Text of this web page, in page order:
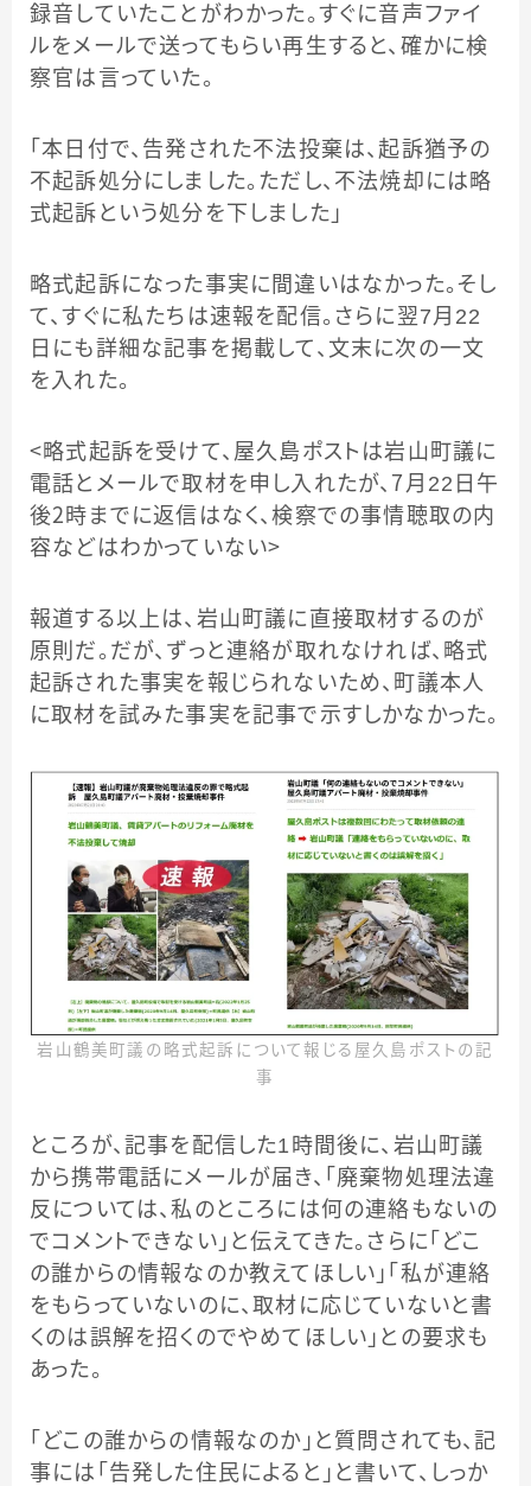
録音していたことがわかった。すぐに音声ファイ
ルをメールで送ってもらい再生すると、確かに検
察官は言っていた。
「本日付で、告発された不法投棄は、起訴猶予の
不起訴処分にしました。ただし、不法焼却には略
式起訴という処分を下しました」
略式起訴になった事実に間違いはなかった。そし
て、すぐに私たちは速報を配信。さらに翌7月22
日にも詳細な記事を掲載して、文末に次の一文
を入れた。
＜略式起訴を受けて、屋久島ポストは岩山町議に
電話とメールで取材を申し入れたが、７月22日午
後２時までに返信はなく、検察での事情聴取の内
容などはわかっていない＞
報道する以上は、岩山町議に直接取材するのが
原則だ。だが、ずっと連絡が取れなければ、略式
起訴された事実を報じられないため、町議本人
に取材を試みた事実を記事で示すしかなかった。
岩山鶴美町議の略式起訴について報じる屋久島ポストの記
事
ところが、記事を配信した1時間後に、岩山町議
から携帯電話にメールが届き、「廃棄物処理法違
反については、私のところには何の連絡もないの
でコメントできない」と伝えてきた。さらに「どこ
の誰からの情報なのか教えてほしい」「私が連絡
をもらっていないのに、取材に応じていないと書
くのは誤解を招くのでやめてほしい」との要求も
あった。
「どこの誰からの情報なのか」と質問されても、記
事には「告発した住民によると」と書いて、しっか